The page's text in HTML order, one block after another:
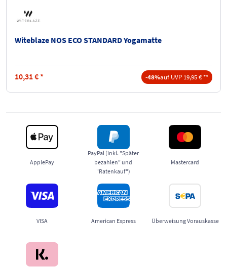
Witeblaze NOS ECO STANDARD Yogamatte
10,31€ * -48%auf UVP 19,95 € **
ApplePay
PayPal (inkl. "Später
bezahlen" und
"Ratenkauf")
Mastercard
VISA American Express Überweisung Vorauskasse